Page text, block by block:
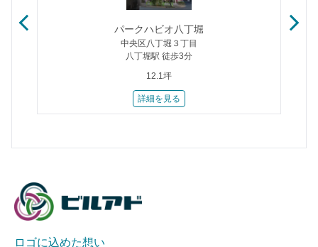
パークハビオ八丁堀
中央区八丁堀３丁目
八丁堀駅 徒歩3分
12.1坪
詳細を見る
ロゴに込めた想い